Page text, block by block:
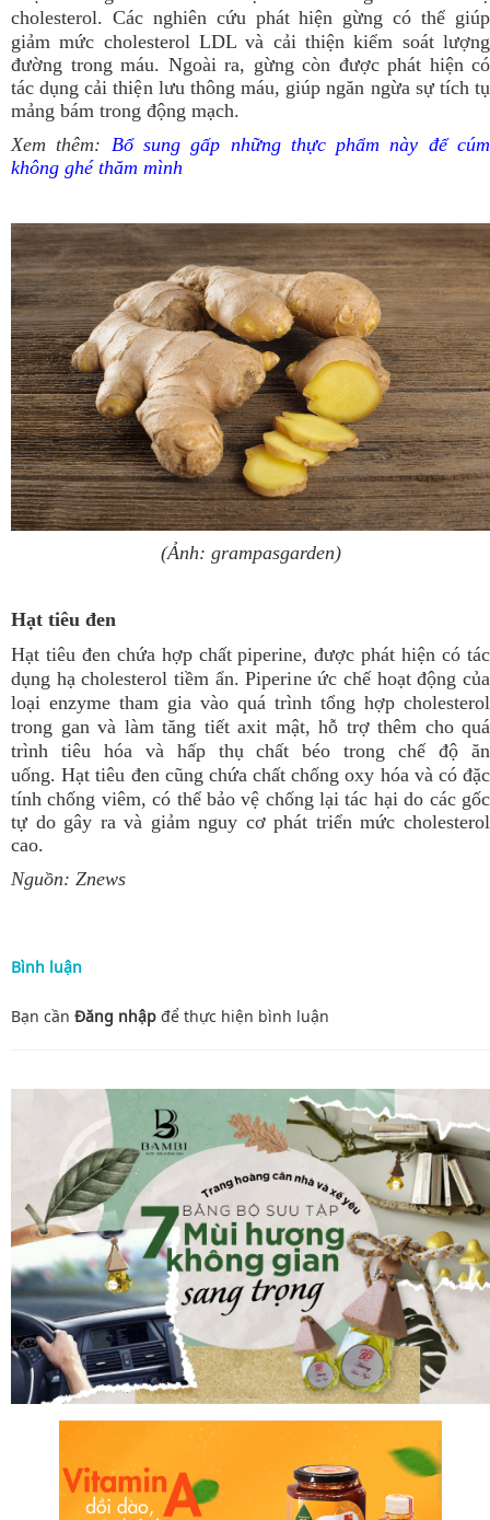
cholesterol. Các nghiên cứu phát hiện gừng có thể giúp
giảm mức cholesterol LDL và cải thiện kiểm soát lượng
đường trong máu. Ngoài ra, gừng còn được phát hiện có
tác dụng cải thiện lưu thông máu, giúp ngăn ngừa sự tích tụ
mảng bám trong động mạch.
Xem thêm: Bổ sung gấp những thực phẩm này để cúm
không ghé thăm mình
(Ảnh: grampasgarden)
Hạt tiêu đen
Hạt tiêu đen chứa hợp chất piperine, được phát hiện có tác
dụng hạ cholesterol tiềm ẩn. Piperine ức chế hoạt động của
loại enzyme tham gia vào quá trình tổng hợp cholesterol
trong gan và làm tăng tiết axit mật, hỗ trợ thêm cho quá
trình tiêu hóa và hấp thụ chất béo trong chế độ ăn
uống.Hạt tiêu đen cũng chứa chất chống oxy hóa và có đặc
tính chống viêm, có thể bảo vệ chống lại tác hại do các gốc
tự do gây ra và giảm nguy cơ phát triển mức cholesterol
cao.
Nguồn: Znews
Bình luận
Bạn cần Đăng nhập để thực hiện bình luận